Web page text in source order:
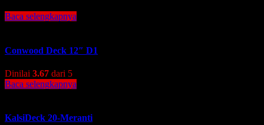
Baca selengkapnya
Conwood Deck 12″ D1
Dinilai 3.67 dari 5
Baca selengkapnya
KalsiDeck 20-Meranti